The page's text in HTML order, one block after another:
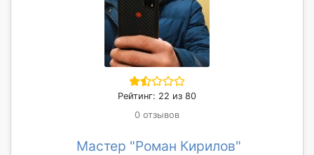
Рейтинг: 22 из 80
0 отзывов
Мастер "Роман Кирилов"